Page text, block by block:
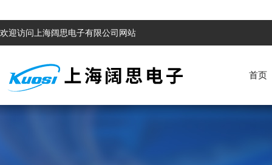
欢迎访问上海阔思电子有限公司网站
首页